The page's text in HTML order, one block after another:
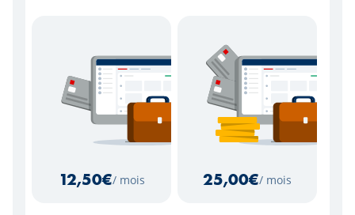
12,50€/ mois 25,00€/ mois